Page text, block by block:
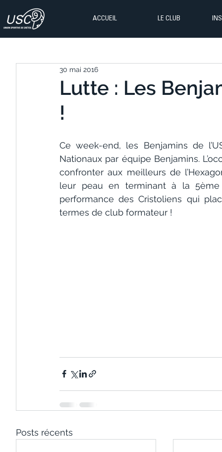
ACCUEIL LE CLUB
Lutte : Les
!
30 mai 2016
Ce week-end, les Benjamins de
Nationaux par équipe Benjamins.
confronter aux meilleurs de
leur peau en terminant à la
performance des Cristoliens qui
termes de club formateur !
Posts récents